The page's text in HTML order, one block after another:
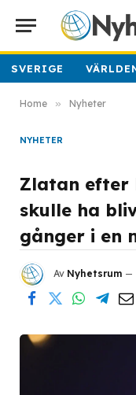
SVERIGE
Home » Nyheter
NYHETER
Zlatan efter
skulle ha
gånger i en
Av Nyhetsrum